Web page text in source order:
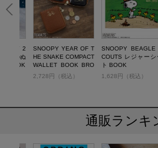
2
ーのぬ
BOOK
SNOOPY YEAR OF T
HE SNAKE COMPACT
WALLET BOOK BRO
WN
2,728円（税込）
SNOOPY BEAGLE
COUTS レジャーシ
ト BOOK
1,628円（税込）
通販ランキ